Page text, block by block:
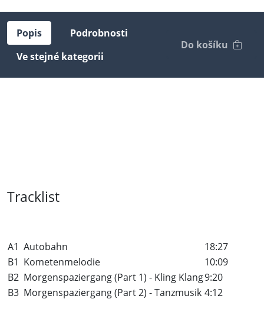
Popis
Podrobnosti
Ve stejné kategorii
Do košíku
Tracklist
A1 Autobahn
18:27
B1 Kometenmelodie
10:09
B2 Morgenspaziergang (Part 1) - Kling Klang9:20
B3 Morgenspaziergang (Part 2) - Tanzmusik 4:12